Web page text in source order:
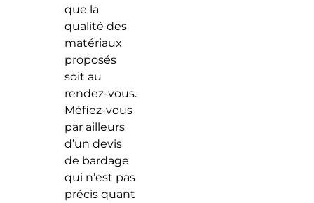
que la
qualité des
matériaux
proposés
soit au
rendez-vous.
Méfiez-vous
par ailleurs
d’un devis
de bardage
qui n’est pas
précis quant